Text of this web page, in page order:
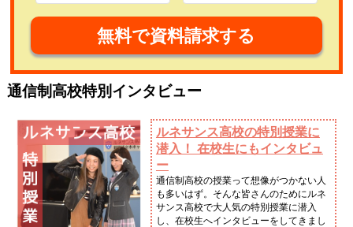
無料で資料請求する
通信制高校特別インタビュー
ルネサンス高校の特別授業に
潜入！ 在校生にもインタビュ
ー
通信制高校の授業って想像がつかない人
も多いはず。そんな皆さんのためにルネ
サンス高校で大人気の特別授業に潜入
し、在校生へインタビューをしてきまし